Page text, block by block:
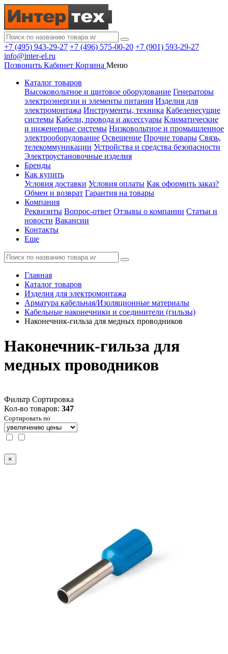
+7 (495) 943-29-27 +7 (496) 575-00-20 +7 (901) 593-29-27
info@inter-el.ru
Позвонить Кабинет Корзина Меню
Каталог товаров
Высоковольтное и щитовое оборудование Генераторы
электроэнергии и элементы питания Изделия для
электромонтажа Инструменты, техника Кабеленесущие
системы Кабели, провода и аксессуары Климатические
и инженерные системы Низковольтное и промышленное
электрооборудование Освещение Прочие товары Связь,
телекоммуникации Устройства и средства безопасности
Электроустановочные изделия
Бренды
Как купить
Условия доставки Условия оплаты Как оформить заказ?
Обмен и возврат Гарантия на товары
Компания
Реквизиты Вопрос-ответ Отзывы о компании Статьи и
новости Вакансии
Контакты
Еще
Главная
Каталог товаров
Изделия для электромонтажа
Арматура кабельная/Изоляционные материалы
Кабельные наконечники и соединители (гильзы)
Наконечник-гильза для медных проводников
Наконечник-гильза для
медных проводников
Фильтр Сортировка
Кол-во товаров: 347
Сортировать по
×